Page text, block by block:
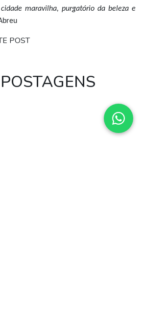
maravilha, purgatório da beleza e
POST